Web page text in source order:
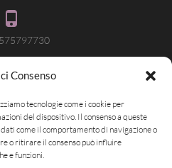
Consenso
tecnologie come i cookie per
del dispositivo. Il consenso a queste
come il comportamento di navigazione o
o ritirare il consenso può influire
e funzioni.
Stefano AR